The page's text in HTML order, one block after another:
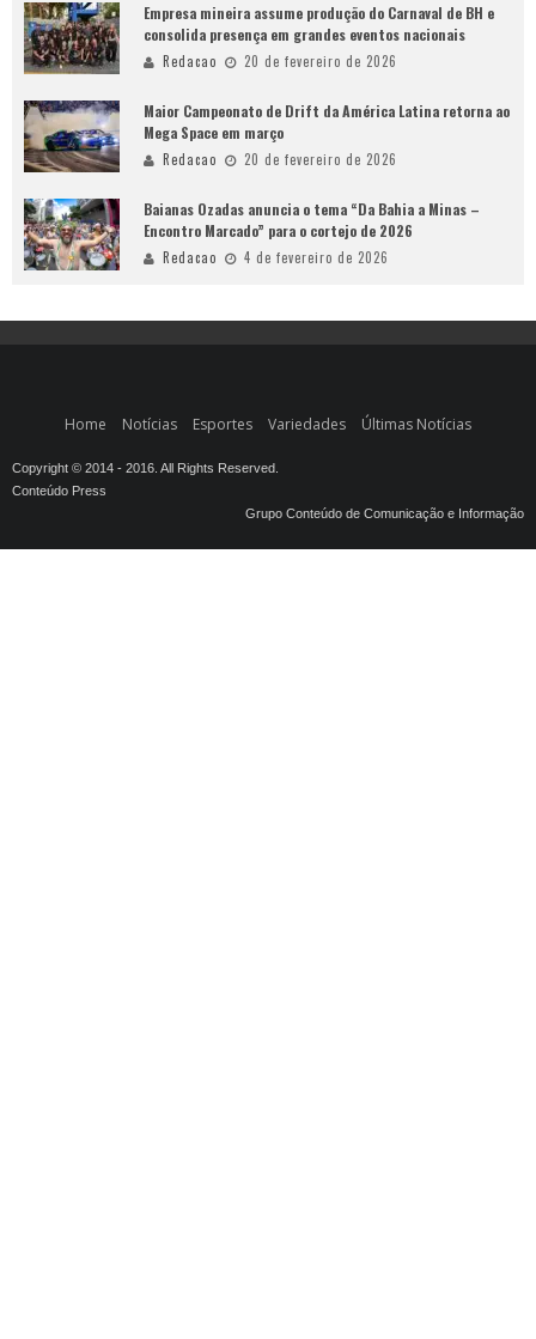
Empresa mineira assume produção do Carnaval de BH e
consolida presença em grandes eventos nacionais
Redacao 20 de fevereiro de 2026
Maior Campeonato de Drift da América Latina retorna ao
Mega Space em março
Redacao 20 de fevereiro de 2026
Baianas Ozadas anuncia o tema “Da Bahia a Minas –
Encontro Marcado” para o cortejo de 2026
Redacao 4 de fevereiro de 2026
Home Notícias Esportes Variedades Últimas Notícias
Copyright © 2014 - 2016. All Rights Reserved.
Conteúdo Press
Grupo Conteúdo de Comunicação e Informação